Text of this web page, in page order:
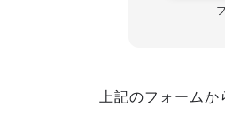
上記のフォームか